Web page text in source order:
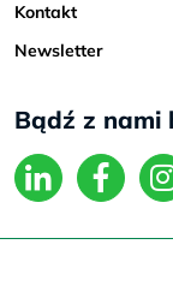
Kontakt
Newsletter
Bądź z nami